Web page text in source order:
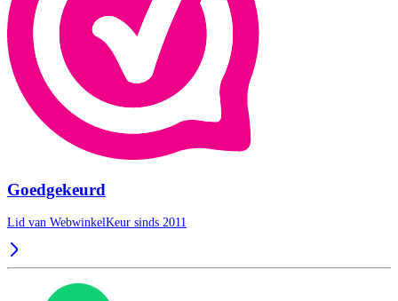
Goedgekeurd
Lid van WebwinkelKeur sinds 2011